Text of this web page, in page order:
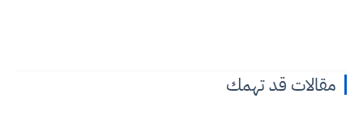
مقالات قد تهمك